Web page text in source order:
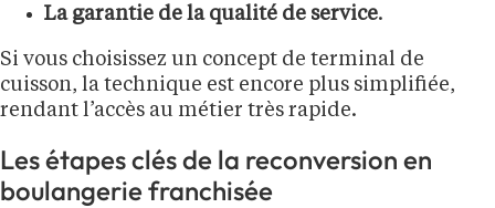
La garantie de la qualité de service.
Si vous choisissez un concept de terminal de
cuisson, la technique est encore plus simplifiée,
rendant l’accès au métier très rapide.
Les étapes clés de la reconversion en
boulangerie franchisée